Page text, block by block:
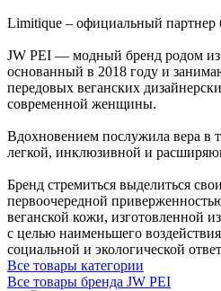
Limitique – официальный партнер
JW PEI — модный бренд родом
основанный в 2018 году и
передовых веганских
современной женщины.
Вдохновением послужила вера в
легкой, инклюзивной и
Бренд стремиться выделиться
первоочередной
веганской кожи, изготовленной
с целью наименьшего
социальной и экологической
Все товары категории
Все товары бренда JW PEI